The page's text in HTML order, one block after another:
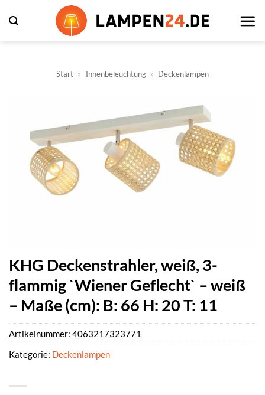
Inhalt
Start » Innenbeleuchtung » Deckenlampen
KHG Deckenstrahler, weiß, 3-
flammig `Wiener Geflecht` – weiß
– Maße (cm): B: 66 H: 20 T: 11
Artikelnummer: 4063217323771
Kategorie: Deckenlampen